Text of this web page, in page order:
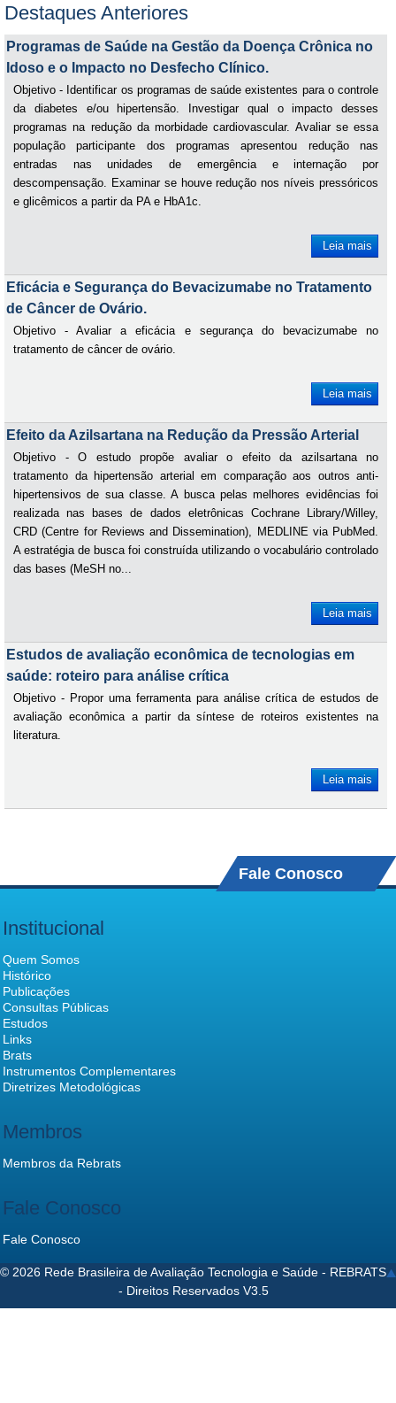
Destaques Anteriores
Programas de Saúde na Gestão da Doença Crônica no
Idoso e o Impacto no Desfecho Clínico.
Objetivo - Identificar os programas de saúde existentes para o controle
da diabetes e/ou hipertensão. Investigar qual o impacto desses
programas na redução da morbidade cardiovascular. Avaliar se essa
população participante dos programas apresentou redução nas
entradas nas unidades de emergência e internação por
descompensação. Examinar se houve redução nos níveis pressóricos
e glicêmicos a partir da PA e HbA1c.
Leia mais
Eficácia e Segurança do Bevacizumabe no Tratamento
de Câncer de Ovário.
Objetivo - Avaliar a eficácia e segurança do bevacizumabe no
tratamento de câncer de ovário.
Leia mais
Efeito da Azilsartana na Redução da Pressão Arterial
Objetivo - O estudo propõe avaliar o efeito da azilsartana no
tratamento da hipertensão arterial em comparação aos outros anti-
hipertensivos de sua classe. A busca pelas melhores evidências foi
realizada nas bases de dados eletrônicas Cochrane Library/Willey,
CRD (Centre for Reviews and Dissemination), MEDLINE via PubMed.
A estratégia de busca foi construída utilizando o vocabulário controlado
das bases (MeSH no...
Leia mais
Estudos de avaliação econômica de tecnologias em
saúde: roteiro para análise crítica
Objetivo - Propor uma ferramenta para análise crítica de estudos de
avaliação econômica a partir da síntese de roteiros existentes na
literatura.
Leia mais
Fale Conosco
Institucional
Quem Somos
Histórico
Publicações
Consultas Públicas
Estudos
Links
Brats
Instrumentos Complementares
Diretrizes Metodológicas
Membros
Membros da Rebrats
Fale Conosco
Fale Conosco
© 2026 Rede Brasileira de Avaliação Tecnologia e Saúde - REBRATS
- Direitos Reservados V3.5